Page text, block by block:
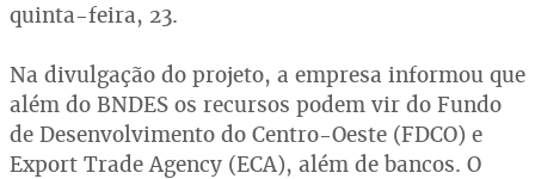
quinta-feira, 23.
Na divulgação do projeto, a empresa informou que
além do BNDES os recursos podem vir do Fundo
de Desenvolvimento do Centro-Oeste (FDCO) e
Export Trade Agency (ECA), além de bancos. O